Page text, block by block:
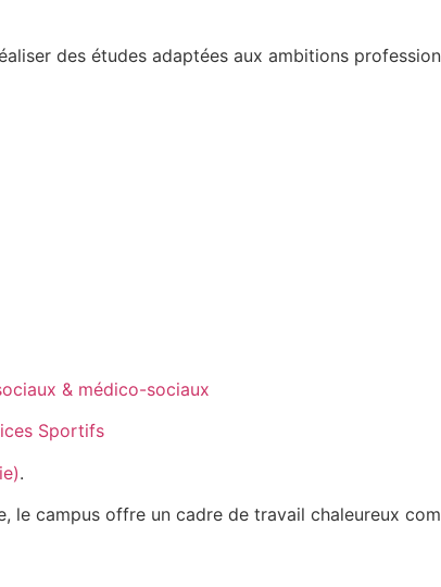
des études adaptées aux ambitions
& médico-sociaux
Sportifs
.
le campus offre un cadre de travail chaleureux